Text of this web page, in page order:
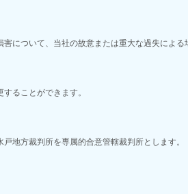
について、当社の故意または重大な過失によ
ることができます。
地方裁判所を専属的合意管轄裁判所とします。